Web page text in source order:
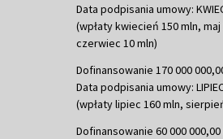
Data podpisania umowy:
(wpłaty kwiecień 150 mln, maj
czerwiec 10 mln)
Dofinansowanie 170 000
Data podpisania umowy:
(wpłaty lipiec 160 mln,
Dofinansowanie 60 000 000,00